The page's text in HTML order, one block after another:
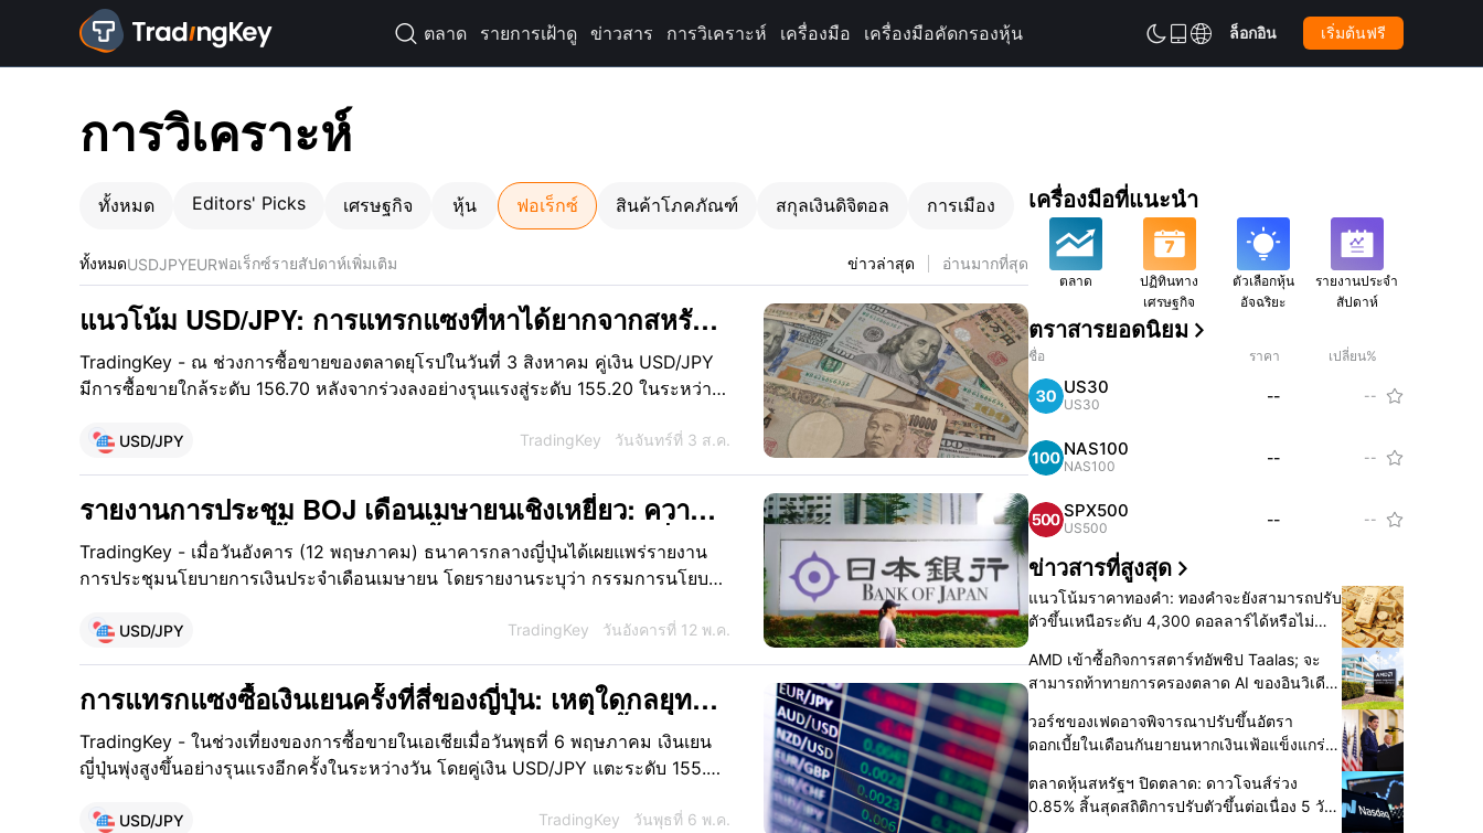
 ตลาด รายการเฝ้าดู ข่าวสาร การวิเคราะห์ เครื่องมือ เครื่องมือคัดกรองหุ้น  ล็อกอิน เริ่มต้นฟรี
การวิเคราะห์
ทั้งหมด Editors' Picks เศรษฐกิจ หุ้น ฟอเร็กซ์ สินค้าโภคภัณฑ์ สกุลเงินดิจิตอล การเมือง
ทั้งหมดUSDJPYEURฟอเร็กซ์รายสัปดาห์เพิ่มเติม ข่าวล่าสุด อ่านมากที่สุด
แนวโน้ม USD/JPY: การแทรกแซงที่หาได้ยากจากสหรัฐฯ
ส่งคู่เงินร่วงสู่ระดับ 155; จะปรับตัวลดลงต่อหรือไม่?
TradingKey - ณ ช่วงการซื้อขายของตลาดยุโรปในวันที่ 3 สิงหาคม คู่เงิน USD/JPY
มีการซื้อขายใกล้ระดับ 156.70 หลังจากร่วงลงอย่างรุนแรงสู่ระดับ 155.20 ในระหว่าง
ระดับ 164.00 ซึ่งแตะระดับสูงสุดในรอบประมาณ 40 ปี อย่างไรก็ตาม อัตราแลกเปลี่ยน
USD/JPY TradingKey วันจันทร์ที่ 3 ส.ค.
รายงานการประชุม BOJ เดือนเมษายนเชิงเหยี่ยว: ความ
คาดหวังการปรับขึ้นอัตราดอกเบี้ยในเดือนมิถุนายนเพิ่มสูง
ขึ้น, USD/JPY อาจร่วงลงต่ำกว่า 150
TradingKey - เมื่อวันอังคาร (12 พฤษภาคม) ธนาคารกลางญี่ปุ่นได้เผยแพร่รายงาน
การประชุมนโยบายการเงินประจำเดือนเมษายน โดยรายงานระบุว่า กรรมการนโยบาย
และบางท่านเสนอว่าอาจมีการดำเนินการอย่างเร็วที่สุดในการประชุมเดือนมิถุนายนนี้
USD/JPY TradingKey วันอังคารที่ 12 พ.ค.
การแทรกแซงซื้อเงินเยนครั้งที่สี่ของญี่ปุ่น: เหตุใดกลยุทธ์
ทางการตลาดเพียงอย่างเดียวจะไม่สามารถหยุดยั้งการ
อ่อนค่าของเงินเยนได้
TradingKey - ในช่วงเที่ยงของการซื้อขายในเอเชียเมื่อวันพุธที่ 6 พฤษภาคม เงินเยน
ญี่ปุ่นพุ่งสูงขึ้นอย่างรุนแรงอีกครั้งในระหว่างวัน โดยคู่เงิน USD/JPY แตะระดับ 155.04
การปรับตัวขึ้นระหว่างวันสูงสุดถึง 1.8%
USD/JPY TradingKey วันพุธที่ 6 พ.ค.
เครื่องมือที่แนะนำ
ตลาด
ปฏิทินทาง
เศรษฐกิจ
ตัวเลือกหุ้น
อัจฉริยะ
รายงานประจำ
สัปดาห์
ตราสารยอดนิยม
ชื่อ ราคา เปลี่ยน%
US30
US30 -- -- 
NAS100
NAS100 -- -- 
SPX500
US500 -- -- 
ข่าวสารที่สูงสุด
แนวโน้มราคาทองคำ: ทองคำจะยังสามารถปรับ
ตัวขึ้นเหนือระดับ 4,300 ดอลลาร์ได้หรือไม่
กรกฎาคม?
AMD เข้าซื้อกิจการสตาร์ทอัพชิป Taalas; จะ
สามารถท้าทายการครองตลาด AI ของอินวิเดีย
วอร์ชของเฟดอาจพิจารณาปรับขึ้นอัตรา
ดอกเบี้ยในเดือนกันยายนหากเงินเฟ้อแข็งแกร่ง,
ความเรียบง่าย
ตลาดหุ้นสหรัฐฯ ปิดตลาด: ดาวโจนส์ร่วง
0.85% สิ้นสุดสถิติการปรับตัวขึ้นต่อเนื่อง 5 วัน;